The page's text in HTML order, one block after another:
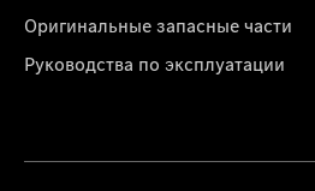
Оригинальные запасные части
Руководства по эксплуатации